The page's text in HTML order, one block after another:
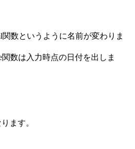
関数というように名前が変わりま
数は入力時点の日付を出しま
ます。